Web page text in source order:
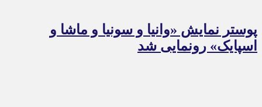
پوستر نمایش «وانیا و سونیا و ماشا و
اسپایک» رونمایی شد